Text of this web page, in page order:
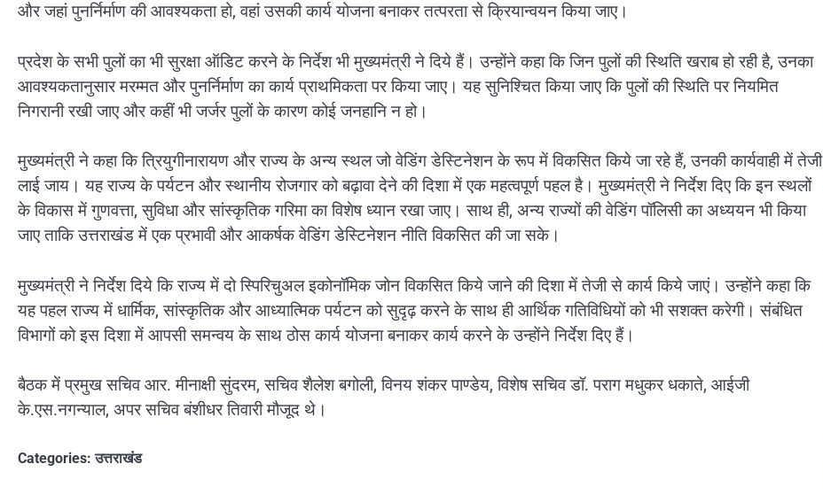
और जहां पुनर्निर्माण की आवश्यकता हो, वहां उसकी कार्य योजना बनाकर तत्परता से क्रियान्वयन किया जाए।
प्रदेश के सभी पुलों का भी सुरक्षा ऑडिट करने के निर्देश भी मुख्यमंत्री ने दिये हैं। उन्होंने कहा कि जिन पुलों की स्थिति खराब हो रही है, उनका
आवश्यकतानुसार मरम्मत और पुनर्निर्माण का कार्य प्राथमिकता पर किया जाए। यह सुनिश्चित किया जाए कि पुलों की स्थिति पर नियमित
निगरानी रखी जाए और कहीं भी जर्जर पुलों के कारण कोई जनहानि न हो।
मुख्यमंत्री ने कहा कि त्रियुगीनारायण और राज्य के अन्य स्थल जो वेडिंग डेस्टिनेशन के रूप में विकसित किये जा रहे हैं, उनकी कार्यवाही में तेजी
लाई जाय। यह राज्य के पर्यटन और स्थानीय रोजगार को बढ़ावा देने की दिशा में एक महत्वपूर्ण पहल है। मुख्यमंत्री ने निर्देश दिए कि इन स्थलों
के विकास में गुणवत्ता, सुविधा और सांस्कृतिक गरिमा का विशेष ध्यान रखा जाए। साथ ही, अन्य राज्यों की वेडिंग पॉलिसी का अध्ययन भी किया
जाए ताकि उत्तराखंड में एक प्रभावी और आकर्षक वेडिंग डेस्टिनेशन नीति विकसित की जा सके।
मुख्यमंत्री ने निर्देश दिये कि राज्य में दो स्पिरिचुअल इकोनॉमिक जोन विकसित किये जाने की दिशा में तेजी से कार्य किये जाएं। उन्होंने कहा कि
यह पहल राज्य में धार्मिक, सांस्कृतिक और आध्यात्मिक पर्यटन को सुदृढ़ करने के साथ ही आर्थिक गतिविधियों को भी सशक्त करेगी। संबंधित
विभागों को इस दिशा में आपसी समन्वय के साथ ठोस कार्य योजना बनाकर कार्य करने के उन्होंने निर्देश दिए हैं।
बैठक में प्रमुख सचिव आर. मीनाक्षी सुंदरम, सचिव शैलेश बगोली, विनय शंकर पाण्डेय, विशेष सचिव डॉ. पराग मधुकर धकाते, आईजी
के.एस.नगन्याल, अपर सचिव बंशीधर तिवारी मौजूद थे।
Categories:उत्तराखंड